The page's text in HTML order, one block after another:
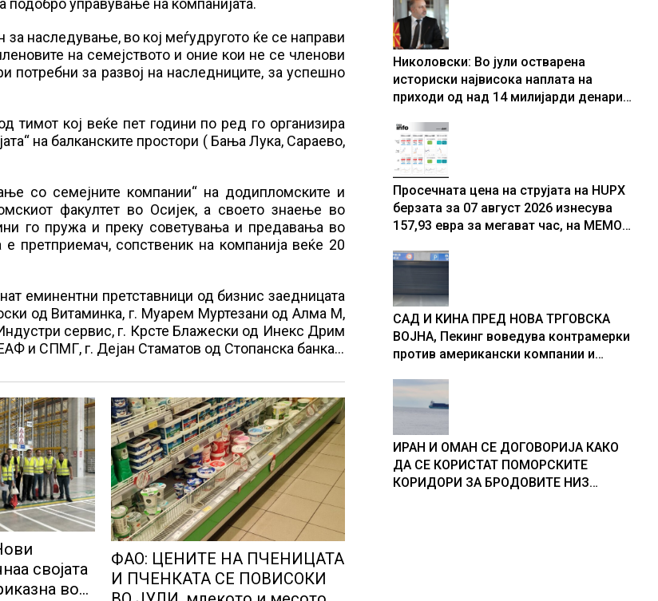
управување на компанијата.
наследување, во кој меѓудругото ќе се направи
на семејството и оние кои не се членови
потребни за развој на наследниците, за успешно
тимот кој веќе пет години по ред го организира
на балканските простори ( Бања Лука, Сараево,
со семејните компании“ на додипломските и
факултет во Осијек, а своето знаење во
го пружа и преку советувања и предавања во
претприемач, сопственик на компанија веќе 20
еминентни претставници од бизнис заедницата
од Витаминка, г. Муарем Муртезани од Алма М,
сервис, г. Крсте Блажески од Инекс Дрим
и СПМГ, г. Дејан Стаматов од Стопанска банка…
својата
во
ФАО: ЦЕНИТЕ НА ПЧЕНИЦАТА
И ПЧЕНКАТА СЕ ПОВИСОКИ
центри за податоци
Николовски: Во јули остварена
историски највисока наплата на
приходи од над 14 милијарди денари
резултати
Просечната цена на струјата на HUPX
берзата за 07 август 2026 изнесува
157,93 евра за мегават час, на МЕМО
САД И КИНА ПРЕД НОВА ТРГОВСКА
ВОЈНА, Пекинг воведува контрамерки
против американски компании и
ИРАН И ОМАН СЕ ДОГОВОРИЈА КАКО
ДА СЕ КОРИСТАТ ПОМОРСКИТЕ
КОРИДОРИ ЗА БРОДОВИТЕ НИЗ